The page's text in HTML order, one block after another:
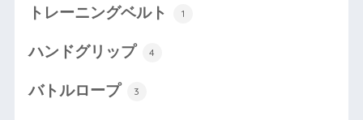
トレーニングベルト 1
ハンドグリップ 4
バトルロープ 3